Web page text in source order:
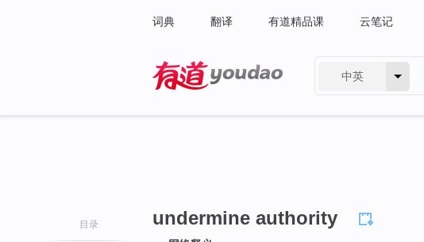
词典 翻译 有道精品课 云笔记
中英
目录 undermine authority